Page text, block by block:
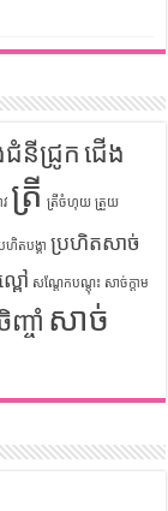
ជំនីជ្រូក ជើង
វ ត្រី ត្រីចំហុយ ត្រួយ
ហិតបង្គា ប្រហិតសាច់
ពៅ សណ្តែកបណ្តុះ សាច់ក្តាម
ចាំ សាច់